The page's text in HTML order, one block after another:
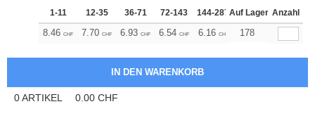
1-11 12-35 36-71 72-143 144-287 288 + Mehr
Auf Lager Anzahl
8.46 CHF 7.70 CHF 6.93 CHF 6.54 CHF 6.16 CHF 5.77
178
0ARTIKEL 0.00 CHF